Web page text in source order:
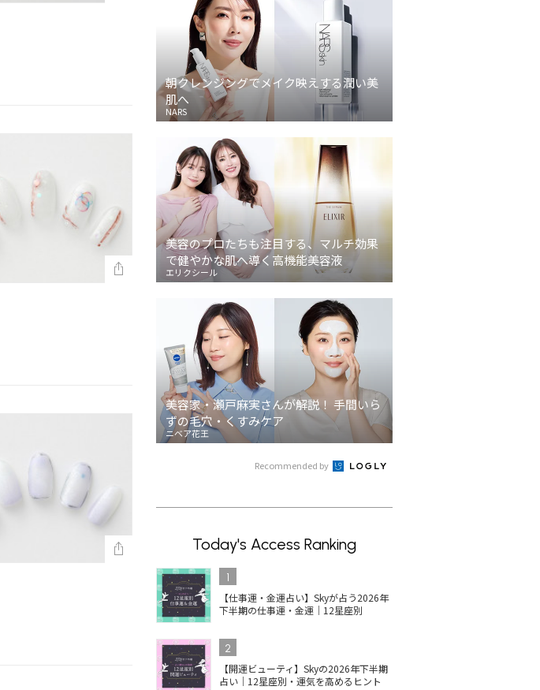
朝クレンジングでメイク映えする潤い美
肌へ
NARS
美容のプロたちも注目する、マルチ効果
で健やかな肌へ導く高機能美容液
エリクシール
美容家・瀬戸麻実さんが解説！ 手間いら
ずの毛穴・くすみケア
ニベア花王
Recommended by
Today's Access Ranking
1
【仕事運・金運占い】Skyが占う2026年
下半期の仕事運・金運｜12星座別
2
【開運ビューティ】Skyの2026年下半期
占い｜12星座別・運気を高めるヒント